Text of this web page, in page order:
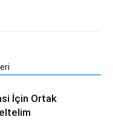
İçin Ortak